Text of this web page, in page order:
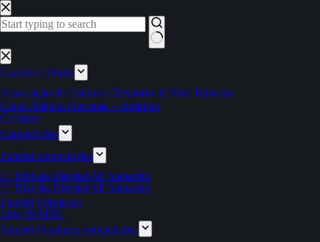
Pular
para
o
Sem
resultados
Cadernos Derby
Associação de Cultura e Desporto de Vale Travesso
Clube Atlético Ouriense – feminino
Ciclismo
Competições
Futebol competições
1.ª Divisão Distrital AF Santarém
2.ª Divisão Distrital AF Santarém
Futebol Formação
Liga INATEL
Futebol Feminino competições